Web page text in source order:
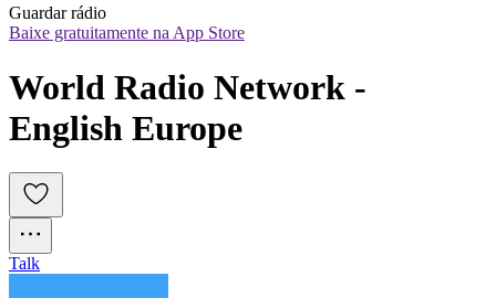
Guardar rádio
Baixe gratuitamente na App Store
World Radio Network -
English Europe
Talk